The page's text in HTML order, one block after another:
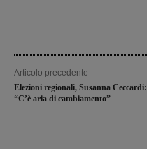
Articolo precedente
Elezioni regionali, Susanna Ceccardi:
“C’è aria di cambiamento”